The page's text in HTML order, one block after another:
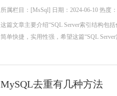
所属栏目：[MsSql] 日期：2024-06-10 热度
这篇文章主要介绍“SQL Server索引结构包
简单快捷，实用性强，希望这篇“SQL
MySQL去重有几种方法